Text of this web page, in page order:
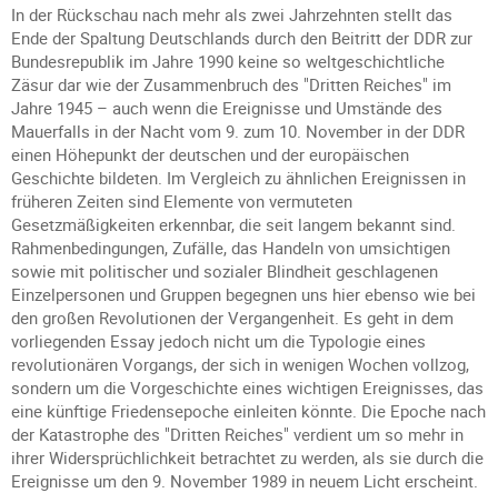
In der Rückschau nach mehr als zwei Jahrzehnten stellt das
Ende der Spaltung Deutschlands durch den Beitritt der DDR zur
Bundesrepublik im Jahre 1990 keine so weltgeschichtliche
Zäsur dar wie der Zusammenbruch des "Dritten Reiches" im
Jahre 1945 – auch wenn die Ereignisse und Umstände des
Mauerfalls in der Nacht vom 9. zum 10. November in der DDR
einen Höhepunkt der deutschen und der europäischen
Geschichte bildeten. Im Vergleich zu ähnlichen Ereignissen in
früheren Zeiten sind Elemente von vermuteten
Gesetzmäßigkeiten erkennbar, die seit langem bekannt sind.
Rahmenbedingungen, Zufälle, das Handeln von umsichtigen
sowie mit politischer und sozialer Blindheit geschlagenen
Einzelpersonen und Gruppen begegnen uns hier ebenso wie bei
den großen Revolutionen der Vergangenheit. Es geht in dem
vorliegenden Essay jedoch nicht um die Typologie eines
revolutionären Vorgangs, der sich in wenigen Wochen vollzog,
sondern um die Vorgeschichte eines wichtigen Ereignisses, das
eine künftige Friedensepoche einleiten könnte. Die Epoche nach
der Katastrophe des "Dritten Reiches" verdient um so mehr in
ihrer Widersprüchlichkeit betrachtet zu werden, als sie durch die
Ereignisse um den 9. November 1989 in neuem Licht erscheint.